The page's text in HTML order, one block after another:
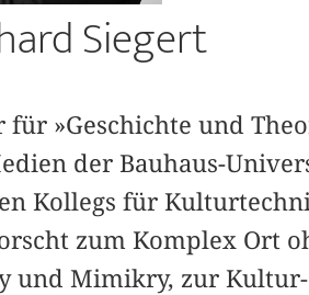
Siegert
»Geschichte und
der Bauhaus-
Kollegs für
zum Komplex Ort
und Mimikry, zur